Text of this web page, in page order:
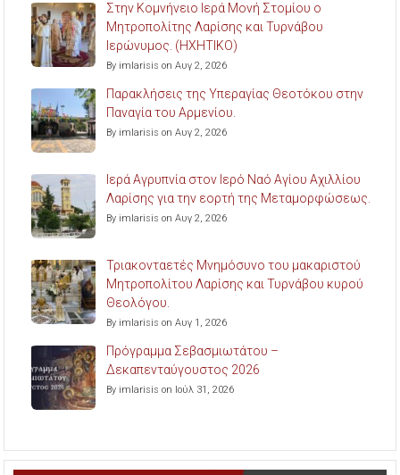
Στην Κομνήνειο Ιερά Μονή Στομίου ο
Μητροπολίτης Λαρίσης και Τυρνάβου
Ιερώνυμος. (ΗΧΗΤΙΚΟ)
By imlarisis on Αυγ 2, 2026
Παρακλήσεις της Υπεραγίας Θεοτόκου στην
Παναγία του Αρμενίου.
By imlarisis on Αυγ 2, 2026
Ιερά Αγρυπνία στον Ιερό Ναό Αγίου Αχιλλίου
Λαρίσης για την εορτή της Μεταμορφώσεως.
By imlarisis on Αυγ 2, 2026
Τριακονταετές Μνημόσυνο του μακαριστού
Μητροπολίτου Λαρίσης και Τυρνάβου κυρού
Θεολόγου.
By imlarisis on Αυγ 1, 2026
Πρόγραμμα Σεβασμιωτάτου –
Δεκαπενταύγουστος 2026
By imlarisis on Ιούλ 31, 2026